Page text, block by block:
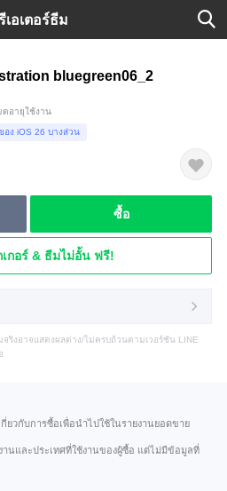
เอเตอร์ธีม
bluegreen06_2
อายุใช้งาน
อง iOS 26 บางส่วน
ซื้อ
กอร์ & ธีมไม่อั้น ฟรี!
ริงอาจแสดงผลต่าง/ไม่ครบถ้วนตามเวอร์ชัน LINE
กี่ยวกับการซื้อเพื่อนำไปใช้ในรายงานยอดขาย
นและประเทศที่ใช้งานของผู้ซื้อ แต่ไม่มีข้อมูลที่